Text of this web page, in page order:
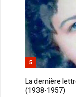
5
La dernière
(1938-1957)